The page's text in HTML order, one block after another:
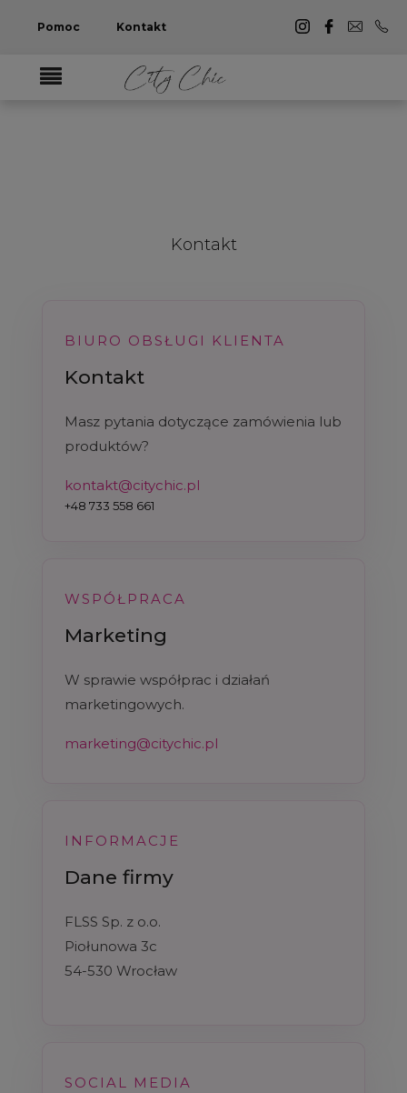
Pomoc Kontakt
Kontakt
BIURO OBSŁUGI KLIENTA
Kontakt
Masz pytania dotyczące zamówienia lub
produktów?
kontakt@citychic.pl
+48 733 558 661
WSPÓŁPRACA
Marketing
W sprawie współprac i działań
marketingowych.
marketing@citychic.pl
INFORMACJE
Dane firmy
FLSS Sp. z o.o.
Piołunowa 3c
54-530 Wrocław
SOCIAL MEDIA